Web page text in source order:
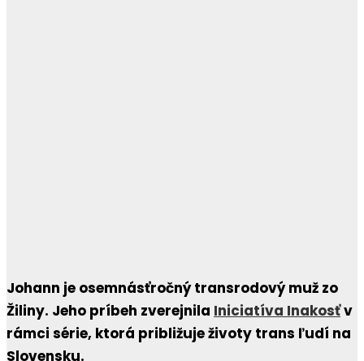
Johann je osemnásťročný transrodový muž zo
Žiliny. Jeho príbeh zverejnila Iniciatíva Inakosťv
rámci série, ktorá približuje životy trans ľudí na
Slovensku.